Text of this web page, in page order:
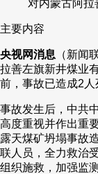
大国智造 大
对内蒙古阿拉
主要内容
央视网消息 （新闻
拉善左旗新井煤业
前，事故已造成2人
事故发生后，中共
高度重视并作出重
露天煤矿坍塌事故
联人员，全力救治
组织施救，加强监